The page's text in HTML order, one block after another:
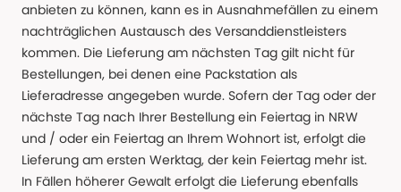
anbieten zu können, kann es in Ausnahmefällen zu einem
nachträglichen Austausch des Versanddienstleisters
kommen. Die Lieferung am nächsten Tag gilt nicht für
Bestellungen, bei denen eine Packstation als
Lieferadresse angegeben wurde. Sofern der Tag oder der
nächste Tag nach Ihrer Bestellung ein Feiertag in NRW
und / oder ein Feiertag an Ihrem Wohnort ist, erfolgt die
Lieferung am ersten Werktag, der kein Feiertag mehr ist.
In Fällen höherer Gewalt erfolgt die Lieferung ebenfalls